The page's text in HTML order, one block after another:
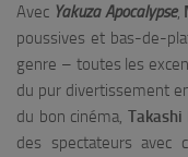
Avec Yakuza Apocalypse,
poussives et bas-de-
genre – toutes les
du pur divertissement
du bon cinéma, Takashi
des spectateurs